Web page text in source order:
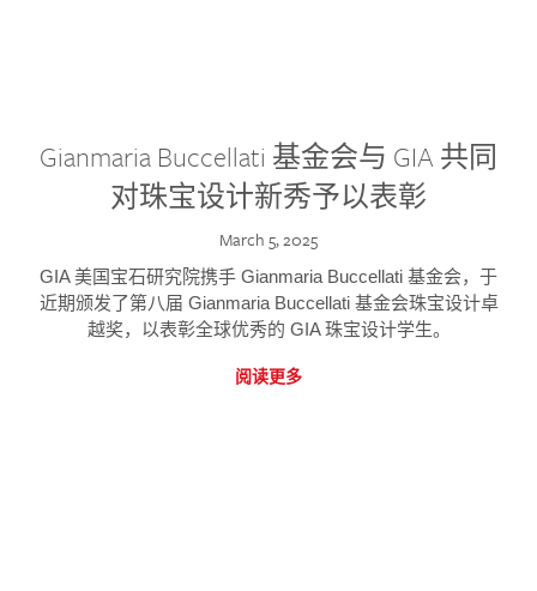
Gianmaria Buccellati 基金会与 GIA 共同
对珠宝设计新秀予以表彰
March 5, 2025
GIA 美国宝石研究院携手 Gianmaria Buccellati 基金会，于
近期颁发了第八届 Gianmaria Buccellati 基金会珠宝设计卓
越奖，以表彰全球优秀的 GIA 珠宝设计学生。
阅读更多